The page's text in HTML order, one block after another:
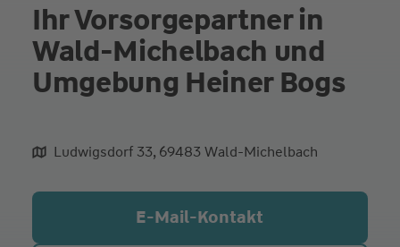
Ihr Vorsorgepartner in
Wald-Michelbach und
Umgebung Heiner Bogs
aliqua culpa cillum ullamco
Ludwigsdorf 33, 69483 Wald-Michelbach
E-Mail-Kontakt